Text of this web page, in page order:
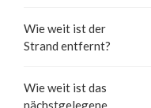
Wie weit ist der
Strand entfernt?
Wie weit ist das
nächstgelegene